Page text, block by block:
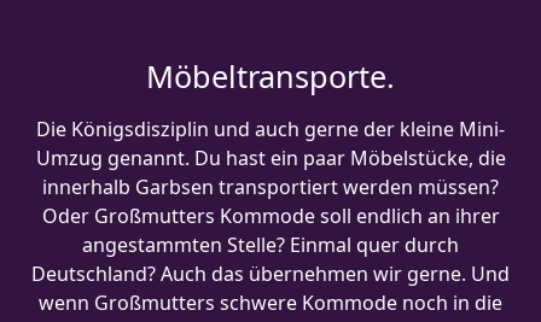
Möbeltransporte.
Die Königsdisziplin und auch gerne der kleine Mini-
Umzug genannt. Du hast ein paar Möbelstücke, die
innerhalb Garbsen transportiert werden müssen?
Oder Großmutters Kommode soll endlich an ihrer
angestammten Stelle? Einmal quer durch
Deutschland? Auch das übernehmen wir gerne. Und
wenn Großmutters schwere Kommode noch in die